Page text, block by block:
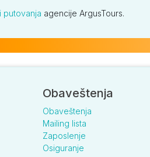
putovanja agencije ArgusTours.
Obaveštenja
Obaveštenja
Mailing lista
Zaposlenje
Osiguranje